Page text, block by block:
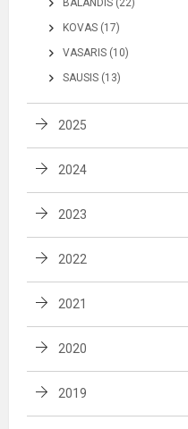
KOVAS (17)
VASARIS (10)
SAUSIS (13)
2025
2024
2023
2022
2021
2020
2019